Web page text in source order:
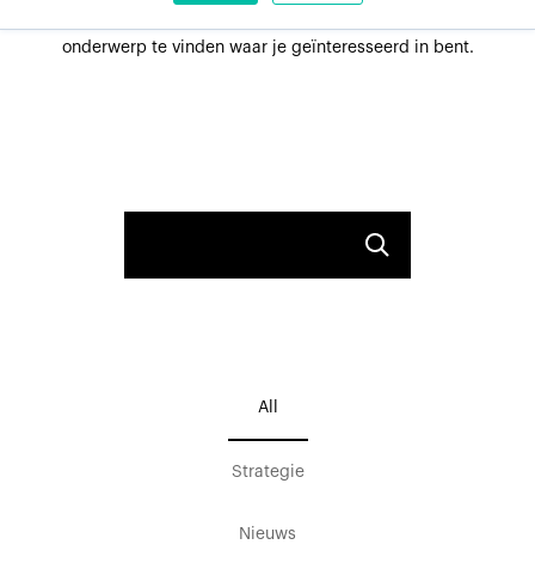
onderwerp te vinden waar je geïnteresseerd in bent.
All
Strategie
Nieuws